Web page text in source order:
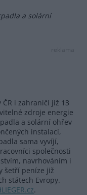
a solární
reklama
ČR i zahraničí již 13
zdroje energie
a solární ohřev
instalací,
sama vyvíjí,
společnosti
navrhováním i
šetří peníze již
státech Evropy.
.